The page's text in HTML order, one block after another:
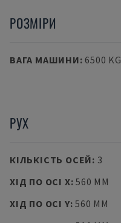
РОЗМІРИ
ВАГА МАШИНИ: 6500 KG
РУХ
КІЛЬКІСТЬ ОСЕЙ: 3
ХІД ПО ОСІ X:560 MM
ХІД ПО ОСІ Y:560 MM